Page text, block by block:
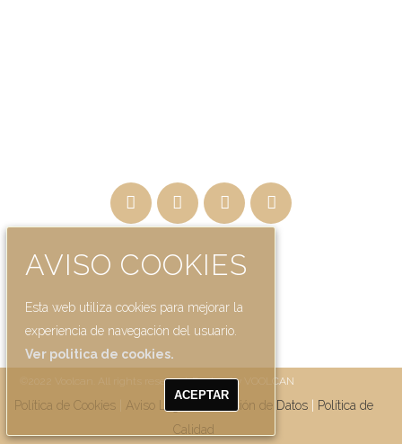
©2022 Voolcan. All rights reserved. Design by VOOLCAN
Política de Cookies Aviso Legal Protección de Datos
Política de
Calidad
AVISO COOKIES
Esta web utiliza cookies para mejorar la
experiencia de navegación del usuario.
Ver politica de cookies.
ACEPTAR